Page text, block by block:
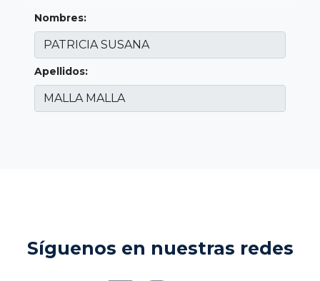
Nombres:
Apellidos:
Síguenos en nuestras redes